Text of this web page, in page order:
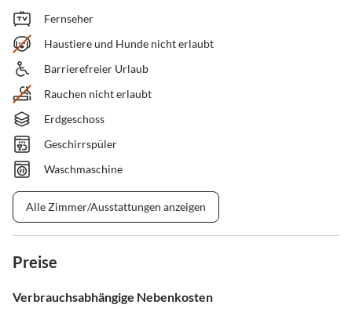
Fernseher
Haustiere und Hunde nicht erlaubt
Barrierefreier Urlaub
Rauchen nicht erlaubt
Erdgeschoss
Geschirrspüler
Waschmaschine
Alle Zimmer/Ausstattungen anzeigen
Preise
Verbrauchsabhängige Nebenkosten